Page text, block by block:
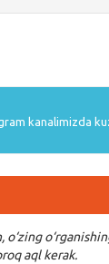
kanalimizda
o‘zing
aql kerak.